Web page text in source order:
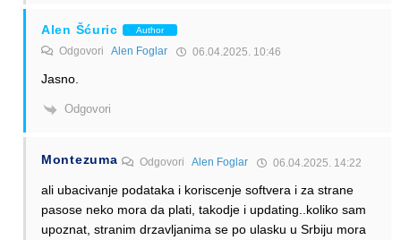
Alen Šćuric Author
Odgovori Alen Foglar 06.04.2025. 10:46
Jasno.
Odgovori
Montezuma OdgovoriAlen Foglar 06.04.2025. 14:22
ali ubacivanje podataka i koriscenje softvera i za strane
pasose neko mora da plati, takodje i updating..koliko sam
upoznat, stranim drzavljanima se po ulasku u Srbiju mora